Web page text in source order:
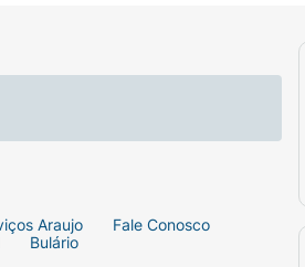
Araujo
Fale Conosco
Bulário